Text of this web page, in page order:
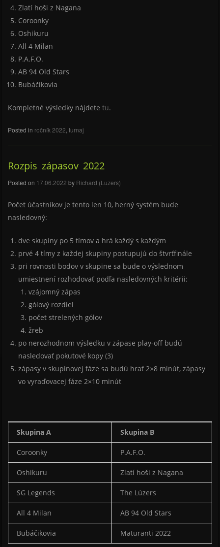
Zlatí hoši z Nagana
Coroonky
Oshikuru
All 4 Milan
P.A.F.O.
AB 94 Old Stars
Bubáčikovia
Kompletné výsledky nájdete tu.
Posted in ročník 2022, turnaj
Rozpis zápasov 2022
Posted on 17.06.2022 by Richard (Luzers)
Počet účastníkov je tento len 10, herný systém bude
nasledovný:
dve skupiny po 5 tímov a hrá každý s každým
prvé 4 tímy z každej skupiny postupujú do štvrťfinále
pri rovnosti bodov v skupine sa bude o výslednom
umiestnení rozhodovať podľa nasledovných kritérii:
vzájomný zápas
gólový rozdiel
počet strelených gólov
žreb
po nerozhodnom výsledku v zápase play-off budú
nasledovať pokutové kopy (3)
zápasy v skupinovej fáze sa budú hrať 2×8 minút, zápasy
vo vyraďovacej fáze 2×10 minút
Skupina A Skupina B
Coroonky P.A.F.O.
Oshikuru Zlatí hoši z Nagana
SG Legends The Lúzers
All 4 Milan AB 94 Old Stars
Bubáčikovia Maturanti 2022